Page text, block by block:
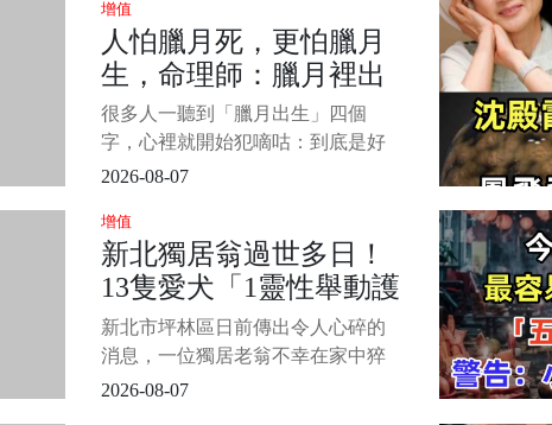
她們做生意發財後，天天大吃大
喝，點很多菜，就吃一點點。 有一
天姐姐李麗因乳腺癌走了，妹妹李
珊痛不欲生，每天思念姐姐。
增值
人怕臘月死，更怕臘月
生，命理師：臘月裡出
生的人，多半是有這三
個來頭
很多人一聽到「臘月出生」四個
字，心裡就開始犯嘀咕：到底是好
命，還是苦命呢？ 老話總說「人怕
解？ 今天我們就把臘月出生的命理
層層剖開，為你揭開背後的秘密！
別著急，聽完這篇你一定會有深刻
的思考，甚至可能對號入座，認出
身邊的臘月出生之人。 1/7 &nb
2026-08-07
增值
新北獨居翁過世多日！
13隻愛犬「1靈性舉動護
主」逼哭警消
新北市坪林區日前傳出令人心碎的
消息，一位獨居老翁不幸在家中猝
然離世，直到里長發現異常報案，
2026-08-07